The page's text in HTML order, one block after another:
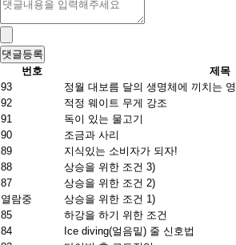
번호 제목
93
정월 대보름 달의 생명체에 끼치는
92
적정 웨이트 무게 강조
91
독이 있는 물고기
90
조금과 사리
89
지식있는 소비자가 되자!
88
상승을 위한 조건 3)
87
상승을 위한 조건 2)
열람중
상승을 위한 조건 1)
85
하강을 하기 위한 조건
84
Ice diving(얼음밑) 줄 신호법